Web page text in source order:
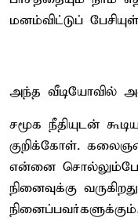
மனம்விட்டுப்
அந்த வீடியோவில்
சமூக நீதியுடன்
குறிக்கோள்.
என்னை
நினைவுக்கு